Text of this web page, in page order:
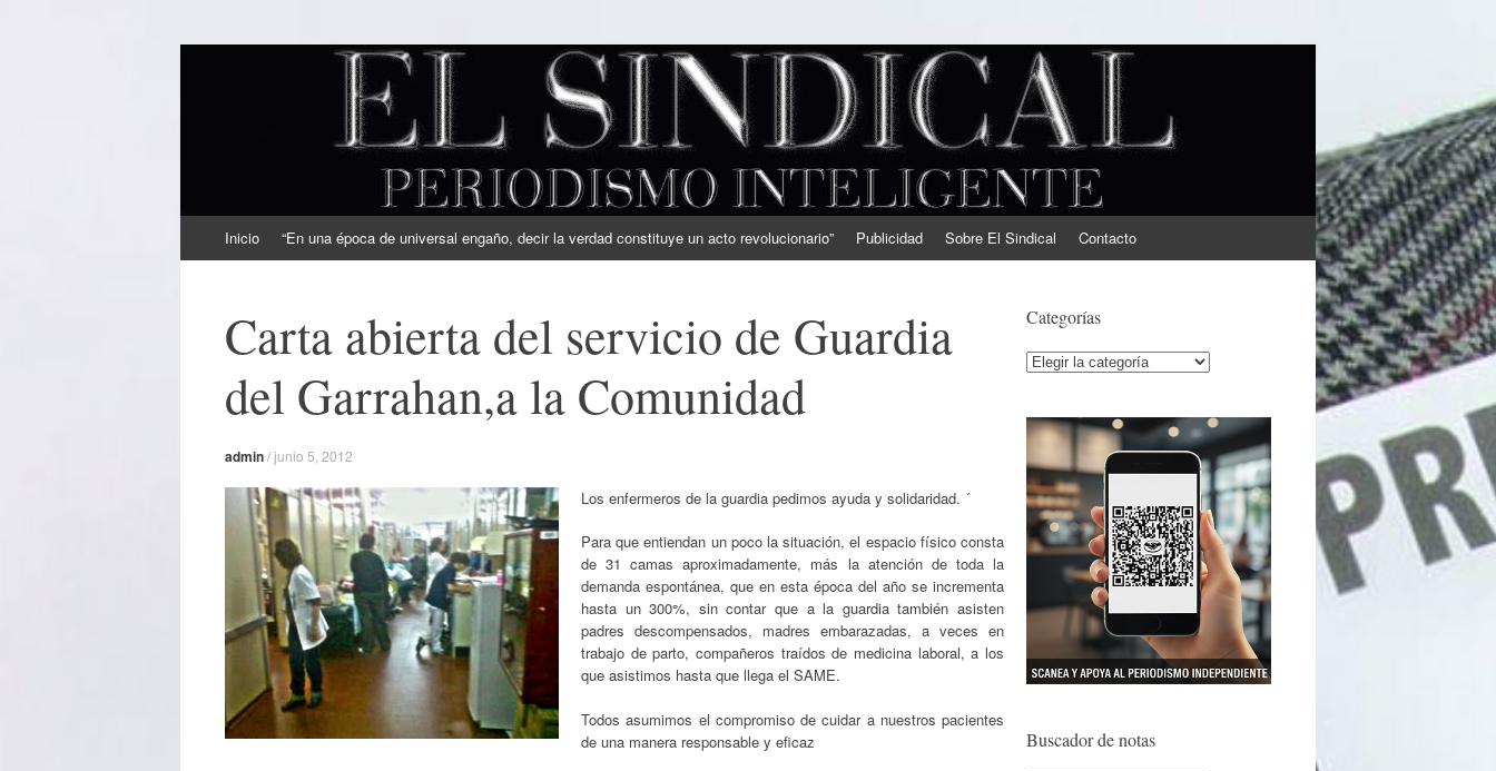
EL SINDICAL
Periodismo Inteligente
al
Inicio “En una época de universal engaño, decir la verdad constituye un acto revolucionario” Publicidad Sobre El Sindical Contacto
Carta abierta del servicio de Guardia
del Garrahan,a la Comunidad
admin/junio 5, 2012
Los enfermeros de la guardia pedimos ayuda y solidaridad. ´
Para que entiendan un poco la situación, el espacio físico consta
de 31 camas aproximadamente, más la atención de toda la
demanda espontánea, que en esta época del año se incrementa
hasta un 300%, sin contar que a la guardia también asisten
padres descompensados, madres embarazadas, a veces en
trabajo de parto, compañeros traídos de medicina laboral, a los
que asistimos hasta que llega el SAME.
Todos asumimos el compromiso de cuidar a nuestros pacientes
de una manera responsable y eficaz
Categorías
Categorías
Buscador de notas